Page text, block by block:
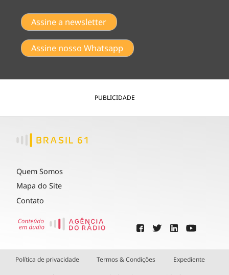
Assine a newsletter
Assine nosso Whatsapp
PUBLICIDADE
Quem Somos
Mapa do Site
Contato
Política de privacidade Termos & Condições Expediente